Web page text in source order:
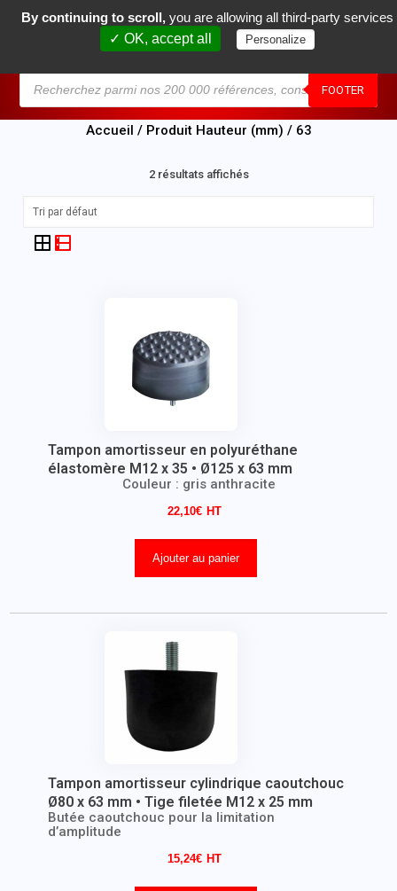
FOOTER
0
Accueil / Produit Hauteur (mm) / 63
2 résultats affichés
Tampon amortisseur en polyuréthane
élastomère M12 x 35 • Ø125 x 63 mm
Couleur : gris anthracite
22,10€
Ajouter au panier
Tampon amortisseur cylindrique caoutchouc
Ø80 x 63 mm • Tige filetée M12 x 25 mm
Butée caoutchouc pour la limitation
d’amplitude
15,24€
By continuing to scroll, you are allowing all third-party services
✓ OK, accept all
Personalize